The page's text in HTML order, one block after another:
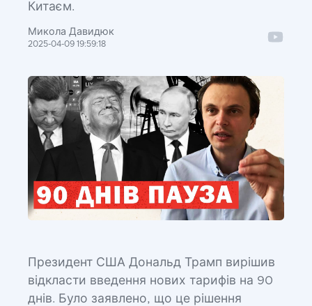
Китаєм.
Микола Давидюк
2025-04-09 19:59:18
Президент США Дональд Трамп вирішив
відкласти введення нових тарифів на 90
днів. Було заявлено, що це рішення